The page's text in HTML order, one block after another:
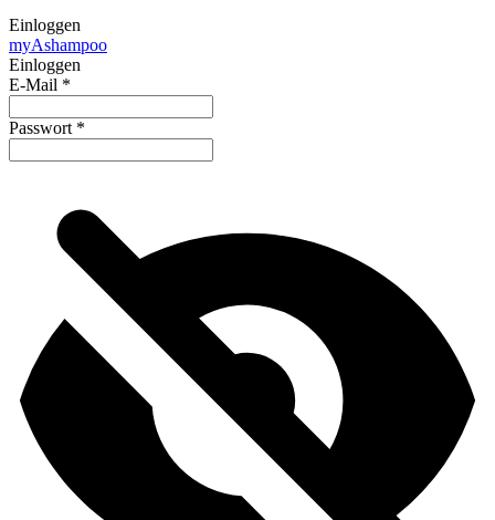
Einloggen
myAshampoo
Einloggen
E-Mail *
Passwort *